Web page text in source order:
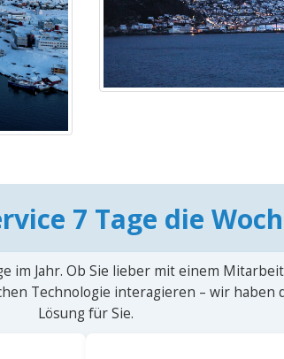
7 Tage die
im Jahr. Ob Sie lieber mit einem
Technologie interagieren – wir haben
Lösung für Sie.